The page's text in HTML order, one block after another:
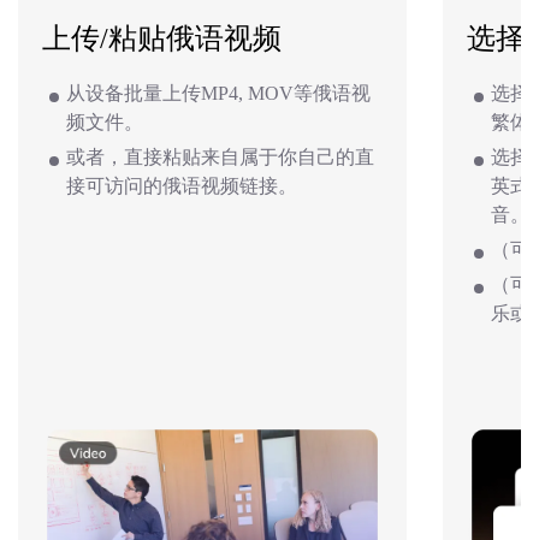
上传/粘贴俄语视频
从设备批量上传MP4, MOV等俄语视
频文件。
或者，直接粘贴来自属于你自己的直
接可访问的俄语视频链接。
选择
选择
繁体
选择
英式
音。
（
（
乐或